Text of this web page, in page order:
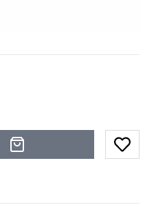
Add